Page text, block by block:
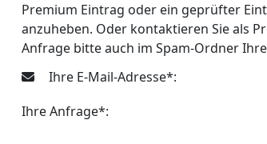
Premium Eintrag oder ein geprüfter
anzuheben. Oder kontaktieren Sie als
Anfrage bitte auch im Spam-Ordner
Ihre E-Mail-Adresse*:
Ihre Anfrage*: